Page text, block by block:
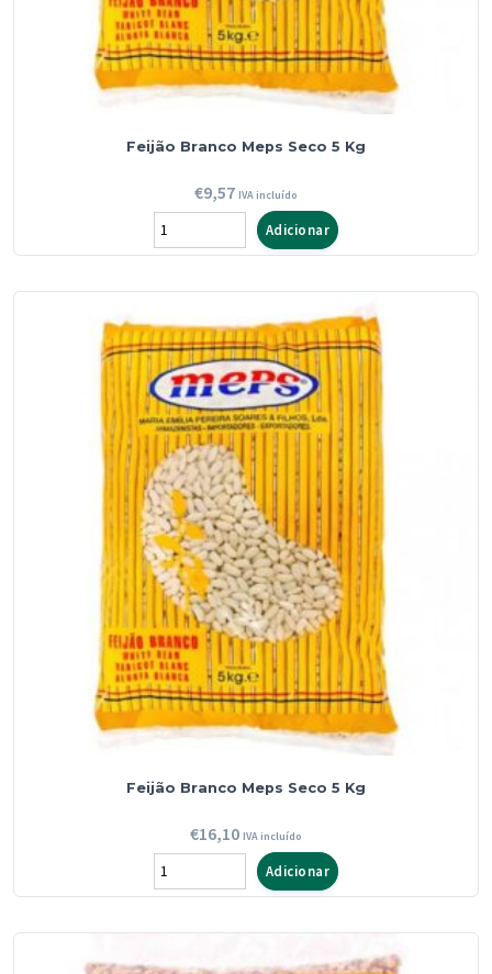
Feijão Branco Meps Seco 5 Kg
€9,57 IVA incluído
Quantidade
de
Meps
Seco
5
Kg
Adicionar
Feijão Branco Meps Seco 5 Kg
€16,10 IVA incluído
Quantidade
de
Adicionar